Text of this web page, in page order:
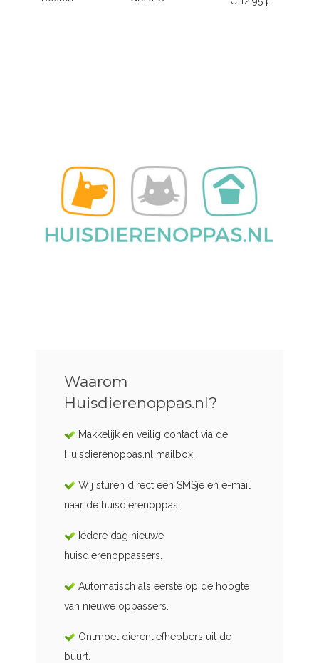
Waarom
Huisdierenoppas.nl?
Makkelijk en veilig contact via de
Huisdierenoppas.nl mailbox.
Wij sturen direct een SMSje en e-mail
naar de huisdierenoppas.
Iedere dag nieuwe
huisdierenoppassers.
Automatisch als eerste op de hoogte
van nieuwe oppassers.
Ontmoet dierenliefhebbers uit de
buurt.